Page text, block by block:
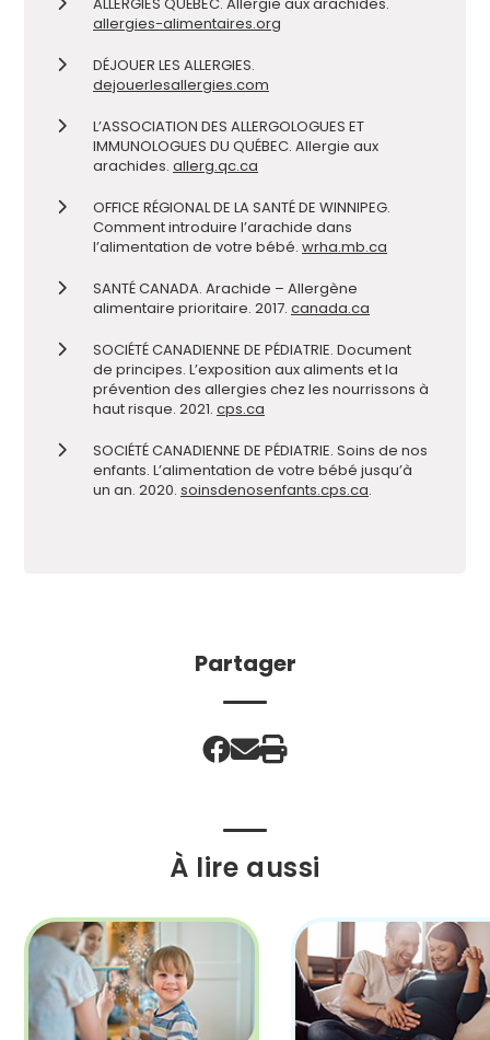
allergies-alimentaires.org
DÉJOUER LES ALLERGIES.
dejouerlesallergies.com
L’ASSOCIATION DES ALLERGOLOGUES ET
IMMUNOLOGUES DU QUÉBEC. Allergie aux
arachides. allerg.qc.ca
OFFICE RÉGIONAL DE LA SANTÉ DE WINNIPEG.
Comment introduire l’arachide dans
l’alimentation de votre bébé. wrha.mb.ca
SANTÉ CANADA. Arachide – Allergène
alimentaire prioritaire. 2017. canada.ca
SOCIÉTÉ CANADIENNE DE PÉDIATRIE. Document
de principes. L’exposition aux aliments et la
prévention des allergies chez les nourrissons à
haut risque. 2021. cps.ca
SOCIÉTÉ CANADIENNE DE PÉDIATRIE. Soins de nos
enfants. L’alimentation de votre bébé jusqu’à
un an. 2020. soinsdenosenfants.cps.ca.
Partager
À lire aussi